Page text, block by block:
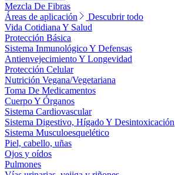
Mezcla De Fibras
Áreas de aplicación
Descubrir todo
Vida Cotidiana Y Salud
Protección Básica
Sistema Inmunológico Y Defensas
Antienvejecimiento Y Longevidad
Protección Celular
Nutrición Vegana/Vegetariana
Toma De Medicamentos
Cuerpo Y Órganos
Sistema Cardiovascular
Sistema Digestivo, Hígado Y Desintoxicación
Sistema Musculoesquelético
Piel, cabello, uñas
Ojos y oídos
Pulmones